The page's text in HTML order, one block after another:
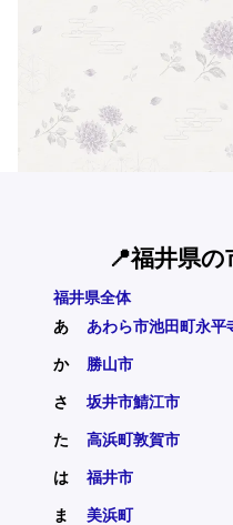
📍福井県
福井県全体
あ
あわら市池田町永平
か 勝山市
さ 坂井市鯖江市
た 高浜町敦賀市
は 福井市
ま 美浜町